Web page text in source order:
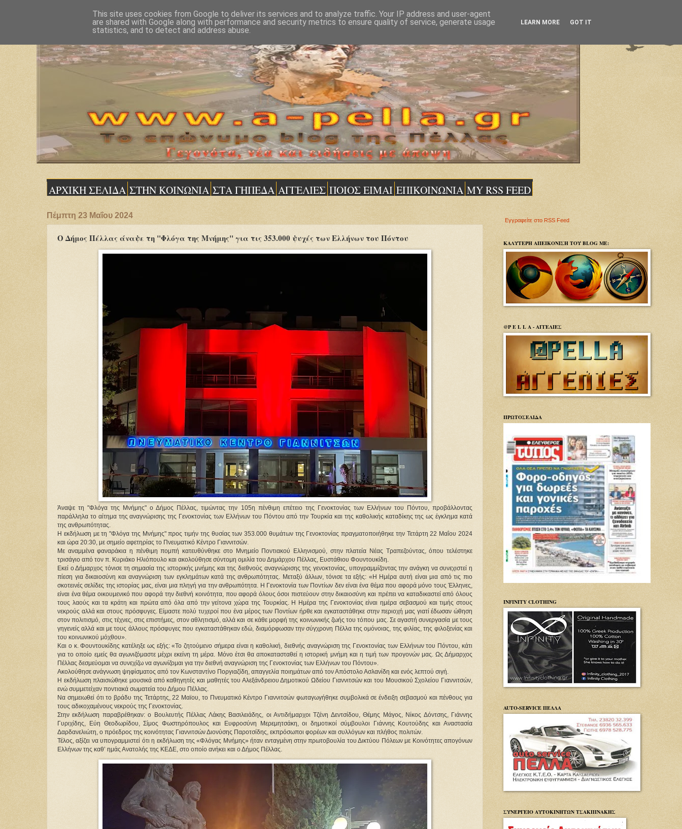
ΑΡΧΙΚΗ ΣΕΛΙΔΑ ΣΤΗΝ ΚΟΙΝΩΝΙΑ ΣΤΑ ΓΗΠΕΔΑ ΑΓΓΕΛΙΕΣ ΠΟΙΟΣ ΕΙΜΑΙ ΕΠΙΚΟΙΝΩΝΙΑ MY RSS FEED
Πέμπτη 23 Μαΐου 2024
Ο Δήμος Πέλλας άναψε τη "Φλόγα της Μνήμης" για τις 353.000 ψυχές των Ελλήνων του Πόντου
Άναψε τη "Φλόγα της Μνήμης" ο Δήμος Πέλλας, τιμώντας την 105η πένθιμη επέτειο της Γενοκτονίας των Ελλήνων του Πόντου, προβάλλοντας
παράλληλα το αίτημα της αναγνώρισης της Γενοκτονίας των Ελλήνων του Πόντου από την Τουρκία και της καθολικής καταδίκης της ως έγκλημα κατά
της ανθρωπότητας.
Η εκδήλωση με τη "Φλόγα της Μνήμης" προς τιμήν της θυσίας των 353.000 θυμάτων της Γενοκτονίας πραγματοποιήθηκε την Τετάρτη 22 Μαΐου 2024
και ώρα 20:30, με σημείο αφετηρίας το Πνευματικό Κέντρο Γιαννιτσών.
Με αναμμένα φαναράκια η πένθιμη πομπή κατευθύνθηκε στο Μνημείο Ποντιακού Ελληνισμού, στην πλατεία Νέας Τραπεζούντας, όπου τελέστηκε
τρισάγιο από τον π. Κυριάκο Ηλιόπουλο και ακολούθησε σύντομη ομιλία του Δημάρχου Πέλλας, Ευστάθιου Φουντουκίδη.
Εκεί ο Δήμαρχος τόνισε τη σημασία της ιστορικής μνήμης και της διεθνούς αναγνώρισης της γενοκτονίας, υπογραμμίζοντας την ανάγκη να συνεχιστεί η
πίεση για δικαιοσύνη και αναγνώριση των εγκλημάτων κατά της ανθρωπότητας. Μεταξύ άλλων, τόνισε τα εξής: «Η Ημέρα αυτή είναι μια από τις πιο
σκοτεινές σελίδες της ιστορίας μας, είναι μια πληγή για την ανθρωπότητα. Η Γενοκτονία των Ποντίων δεν είναι ένα θέμα που αφορά μόνο τους Έλληνες,
είναι ένα θέμα οικουμενικό που αφορά την διεθνή κοινότητα, που αφορά όλους όσοι πιστεύουν στην δικαιοσύνη και πρέπει να καταδικαστεί από όλους
τους λαούς και τα κράτη και πρώτα από όλα από την γείτονα χώρα της Τουρκίας. Η Ημέρα της Γενοκτονίας είναι ημέρα σεβασμού και τιμής στους
νεκρούς αλλά και στους πρόσφυγες. Είμαστε πολύ τυχεροί που ένα μέρος των Ποντίων ήρθε και εγκαταστάθηκε στην περιοχή μας γιατί έδωσαν ώθηση
στον πολιτισμό, στις τέχνες, στις επιστήμες, στον αθλητισμό, αλλά και σε κάθε μορφή της κοινωνικής ζωής του τόπου μας. Σε αγαστή συνεργασία με τους
γηγενείς αλλά και με τους άλλους πρόσφυγες που εγκαταστάθηκαν εδώ, διαμόρφωσαν την σύγχρονη Πέλλα της ομόνοιας, της φιλίας, της φιλοξενίας και
του κοινωνικού μόχθου».
Και ο κ. Φουντουκίδης κατέληξε ως εξής: «Το ζητούμενο σήμερα είναι η καθολική, διεθνής αναγνώριση της Γενοκτονίας των Ελλήνων του Πόντου, κάτι
για το οποίο εμείς θα αγωνιζόμαστε μέχρι εκείνη τη μέρα. Μόνο έτσι θα αποκατασταθεί η ιστορική μνήμη και η τιμή των προγονών μας. Ως Δήμαρχος
Πέλλας δεσμεύομαι να συνεχίζω να αγωνίζομαι για την διεθνή αναγνώριση της Γενοκτονίας των Ελλήνων του Πόντου».
Ακολούθησε ανάγνωση ψηφίσματος από τον Κωνσταντίνο Ποργιαζίδη, απαγγελία ποιημάτων από τον Απόστολο Ασλανίδη και ενός λεπτού σιγή.
Η εκδήλωση πλαισιώθηκε μουσικά από καθηγητές και μαθητές του Αλεξάνδρειου Δημοτικού Ωδείου Γιαννιτσών και του Μουσικού Σχολείου Γιαννιτσών,
ενώ συμμετείχαν ποντιακά σωματεία του Δήμου Πέλλας.
Να σημειωθεί ότι το βράδυ της Τετάρτης, 22 Μαϊου, το Πνευματικό Κέντρο Γιαννιτσών φωταγωγήθηκε συμβολικά σε ένδειξη σεβασμού και πένθους για
τους αδικοχαμένους νεκρούς της Γενοκτονίας.
Στην εκδήλωση παραβρέθηκαν: ο Βουλευτής Πέλλας Λάκης Βασιλειάδης, οι Αντιδήμαρχοι Τζένη Δεντσίδου, Θέμης Μάγος, Νίκος Δόντσης, Γιάννης
Γυριχίδης, Εύη Θεοδωρίδου, Σίμος Φωστηρόπουλος και Ευφροσύνη Μερεμητσάκη, οι δημοτικοί σύμβουλοι Γιάννης Κουτούδης και Αναστασία
Δαρδανελιώτη, ο πρόεδρος της κοινότητας Γιαννιτσών Διονύσης Παροτσίδης, εκπρόσωποι φορέων και συλλόγων και πλήθος πολιτών.
Τέλος, αξίζει να υπογραμμιστεί ότι η εκδήλωση της «Φλόγας Μνήμης» ήταν ενταγμένη στην πρωτοβουλία του Δικτύου Πόλεων με Κοινότητες απογόνων
Ελλήνων της καθ’ ημάς Ανατολής της ΚΕΔΕ, στο οποίο ανήκει και ο Δήμος Πέλλας.
Εγγραφείτε στο RSS Feed
ΚΑΛΥΤΕΡΗ ΑΠΕΙΚΟΝΙΣΗ ΤΟΥ BLOG ΜΕ:
@P E L L A - ΑΓΓΕΛΙΕΣ
ΠΡΩΤΟΣΕΛΙΔΑ
INFINITY CLOTHING
AUTO-SERVICE ΠΕΛΛΑ
ΣΥΝΕΡΓΕΙΟ ΑΥΤΟΚΙΝΗΤΩΝ ΤΣΑΚΠΙΝΑΚΗΣ
This site uses cookies from Google to deliver its services and to analyze traffic. Your IP address and user-agent
are shared with Google along with performance and security metrics to ensure quality of service, generate usage
statistics, and to detect and address abuse.
LEARN MORE GOT IT